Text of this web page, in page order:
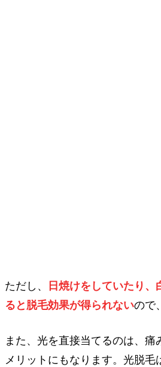
ただし、
日焼けをしていたり
ると脱毛効果が得られないので
また、光を直接当てるのは、痛
メリットにもなります。光脱毛